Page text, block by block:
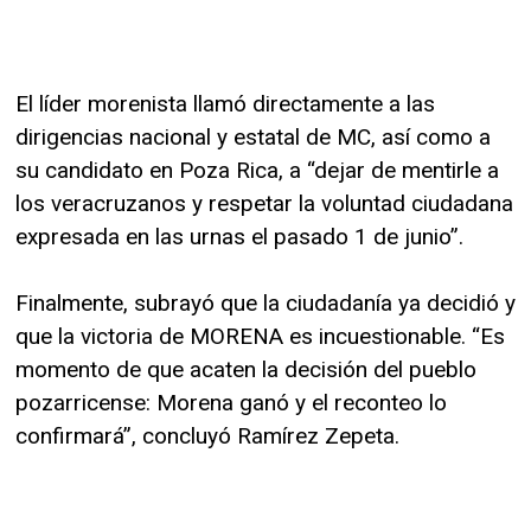
El líder morenista llamó directamente a las
dirigencias nacional y estatal de MC, así como a
su candidato en Poza Rica, a “dejar de mentirle a
los veracruzanos y respetar la voluntad ciudadana
expresada en las urnas el pasado 1 de junio”.
Finalmente, subrayó que la ciudadanía ya decidió y
que la victoria de MORENA es incuestionable. “Es
momento de que acaten la decisión del pueblo
pozarricense: Morena ganó y el reconteo lo
confirmará”, concluyó Ramírez Zepeta.